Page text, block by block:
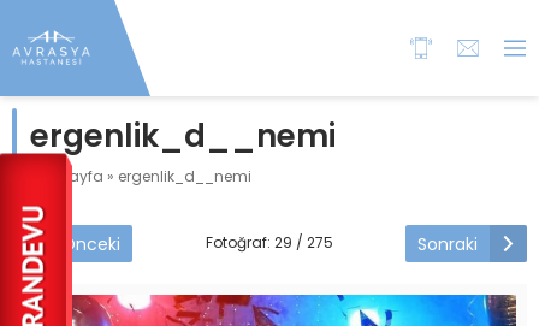
ergenlik_d__nemi
Anasayfa » ergenlik_d__nemi
Önceki Fotoğraf: 29 / 275 Sonraki